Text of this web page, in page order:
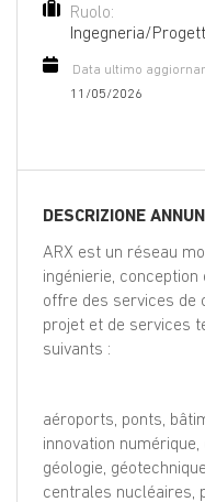
lavoro
il
CV
Login
Lingua
EN
FR
IT
ES
Ruolo:
Ingegneria/
Data ultimo
11/05/2026
DESCRIZIONE
ARX est un réseau
ingénierie,
offre des services de
projet et de services
suivants :
aéroports, ponts,
innovation
géologie,
centrales nucléaires,